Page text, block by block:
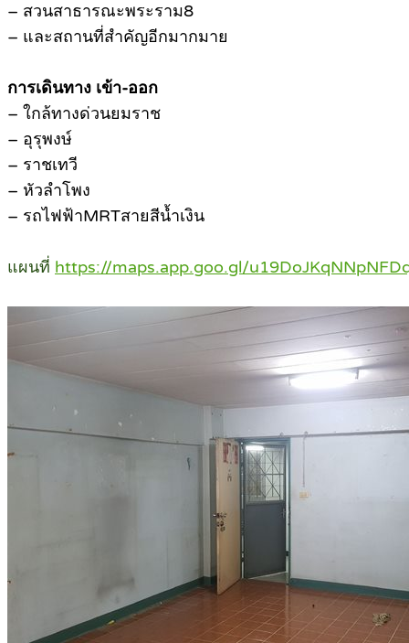
– สวนสาธารณะพระราม8
– และสถานที่สำคัญอีกมากมาย
การเดินทาง เข้า-ออก
– ใกล้ทางด่วนยมราช
– อุรุพงษ์
– ราชเทวี
– หัวลำโพง
– รถไฟฟ้าMRTสายสีน้ำเงิน
แผนที่ https://maps.app.goo.gl/